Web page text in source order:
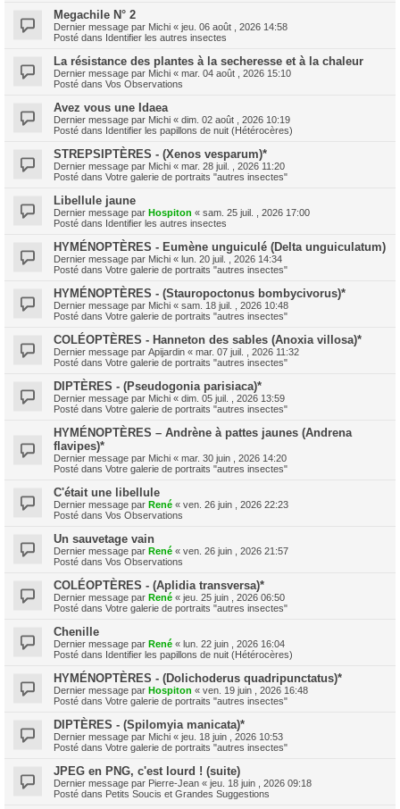
Megachile N° 2
Dernier message par Michi « jeu. 06 août , 2026 14:58
Posté dans Identifier les autres insectes
La résistance des plantes à la secheresse et à la chaleur
Dernier message par Michi « mar. 04 août , 2026 15:10
Posté dans Vos Observations
Avez vous une Idaea
Dernier message par Michi « dim. 02 août , 2026 10:19
Posté dans Identifier les papillons de nuit (Hétérocères)
STREPSIPTÈRES - (Xenos vesparum)*
Dernier message par Michi « mar. 28 juil. , 2026 11:20
Posté dans Votre galerie de portraits "autres insectes"
Libellule jaune
Dernier message par Hospiton « sam. 25 juil. , 2026 17:00
Posté dans Identifier les autres insectes
HYMÉNOPTÈRES - Eumène unguiculé (Delta unguiculatum)
Dernier message par Michi « lun. 20 juil. , 2026 14:34
Posté dans Votre galerie de portraits "autres insectes"
HYMÉNOPTÈRES - (Stauropoctonus bombycivorus)*
Dernier message par Michi « sam. 18 juil. , 2026 10:48
Posté dans Votre galerie de portraits "autres insectes"
COLÉOPTÈRES - Hanneton des sables (Anoxia villosa)*
Dernier message par Apijardin « mar. 07 juil. , 2026 11:32
Posté dans Votre galerie de portraits "autres insectes"
DIPTÈRES - (Pseudogonia parisiaca)*
Dernier message par Michi « dim. 05 juil. , 2026 13:59
Posté dans Votre galerie de portraits "autres insectes"
HYMÉNOPTÈRES – Andrène à pattes jaunes (Andrena
flavipes)*
Dernier message par Michi « mar. 30 juin , 2026 14:20
Posté dans Votre galerie de portraits "autres insectes"
C'était une libellule
Dernier message par René « ven. 26 juin , 2026 22:23
Posté dans Vos Observations
Un sauvetage vain
Dernier message par René « ven. 26 juin , 2026 21:57
Posté dans Vos Observations
COLÉOPTÈRES - (Aplidia transversa)*
Dernier message par René « jeu. 25 juin , 2026 06:50
Posté dans Votre galerie de portraits "autres insectes"
Chenille
Dernier message par René « lun. 22 juin , 2026 16:04
Posté dans Identifier les papillons de nuit (Hétérocères)
HYMÉNOPTÈRES - (Dolichoderus quadripunctatus)*
Dernier message par Hospiton « ven. 19 juin , 2026 16:48
Posté dans Votre galerie de portraits "autres insectes"
DIPTÈRES - (Spilomyia manicata)*
Dernier message par Michi « jeu. 18 juin , 2026 10:53
Posté dans Votre galerie de portraits "autres insectes"
JPEG en PNG, c'est lourd ! (suite)
Dernier message par Pierre-Jean « jeu. 18 juin , 2026 09:18
Posté dans Petits Soucis et Grandes Suggestions